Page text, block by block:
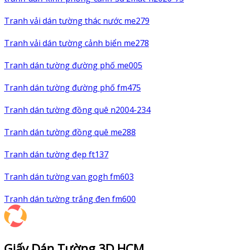
Tranh vải dán tường thác nước me279
Tranh vải dán tường cảnh biển me278
Tranh dán tường đường phố me005
Tranh dán tường đường phố fm475
Tranh dán tường đồng quê n2004-234
Tranh dán tường đồng quê me288
Tranh dán tường đẹp ft137
Tranh dán tường van gogh fm603
Tranh dán tường trắng đen fm600